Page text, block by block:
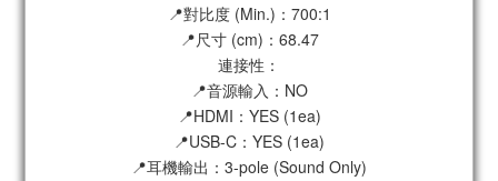
📍對比度 (Min.)：700:1
📍尺寸 (cm)：68.47
連接性：
📍音源輸入：NO
📍HDMI：YES (1ea)
📍USB-C：YES (1ea)
📍耳機輸出：3-pole (Sound Only)